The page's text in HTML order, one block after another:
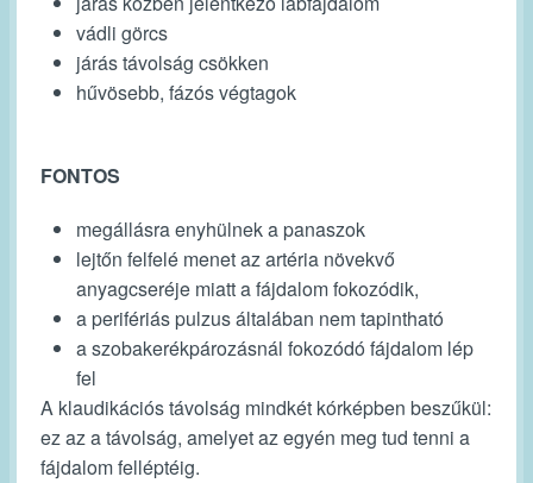
vádli görcs
járás távolság csökken
hűvösebb, fázós végtagok
FONTOS
megállásra enyhülnek a panaszok
lejtőn felfelé menet az artéria növekvő
anyagcseréje miatt a fájdalom fokozódik,
a perifériás pulzus általában nem tapintható
a szobakerékpározásnál fokozódó fájdalom lép
fel
A klaudikációs távolság mindkét kórképben beszűkül:
ez az a távolság, amelyet az egyén meg tud tenni a
fájdalom felléptéig.